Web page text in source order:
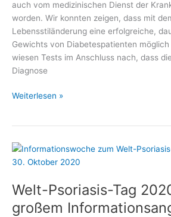
auch vom medizinischen Dienst der
worden. Wir konnten zeigen, dass mit
Lebensstiländerung eine erfolgreiche,
Gewichts von Diabetespatienten
wiesen Tests im Anschluss nach, dass
Diagnose
Diabetes
Weiterlesen »
Welt-Psoriasis-Tag
großem